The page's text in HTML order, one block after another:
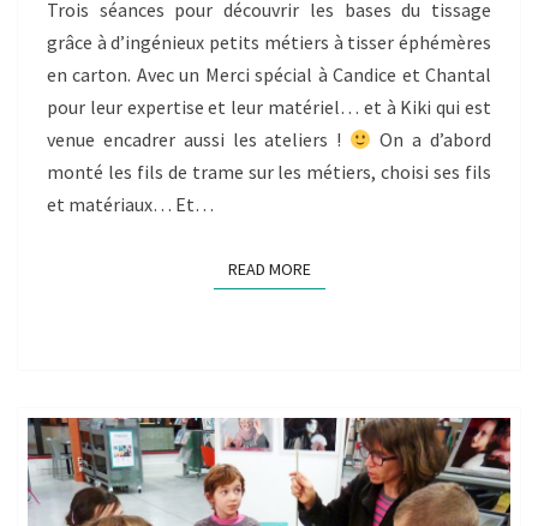
–
COMPTE
RENDUS
Trois séances pour découvrir les bases du tissage
grâce à d’ingénieux petits métiers à tisser éphémères
en carton. Avec un Merci spécial à Candice et Chantal
pour leur expertise et leur matériel… et à Kiki qui est
venue encadrer aussi les ateliers !
On a d’abord
monté les fils de trame sur les métiers, choisi ses fils
et matériaux… Et…
READ MOREREAD MORE